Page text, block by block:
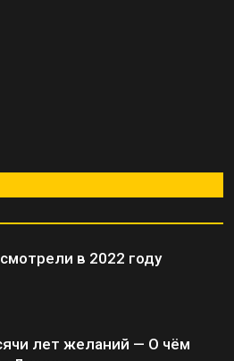
в 2022 году
лет желаний — О чём